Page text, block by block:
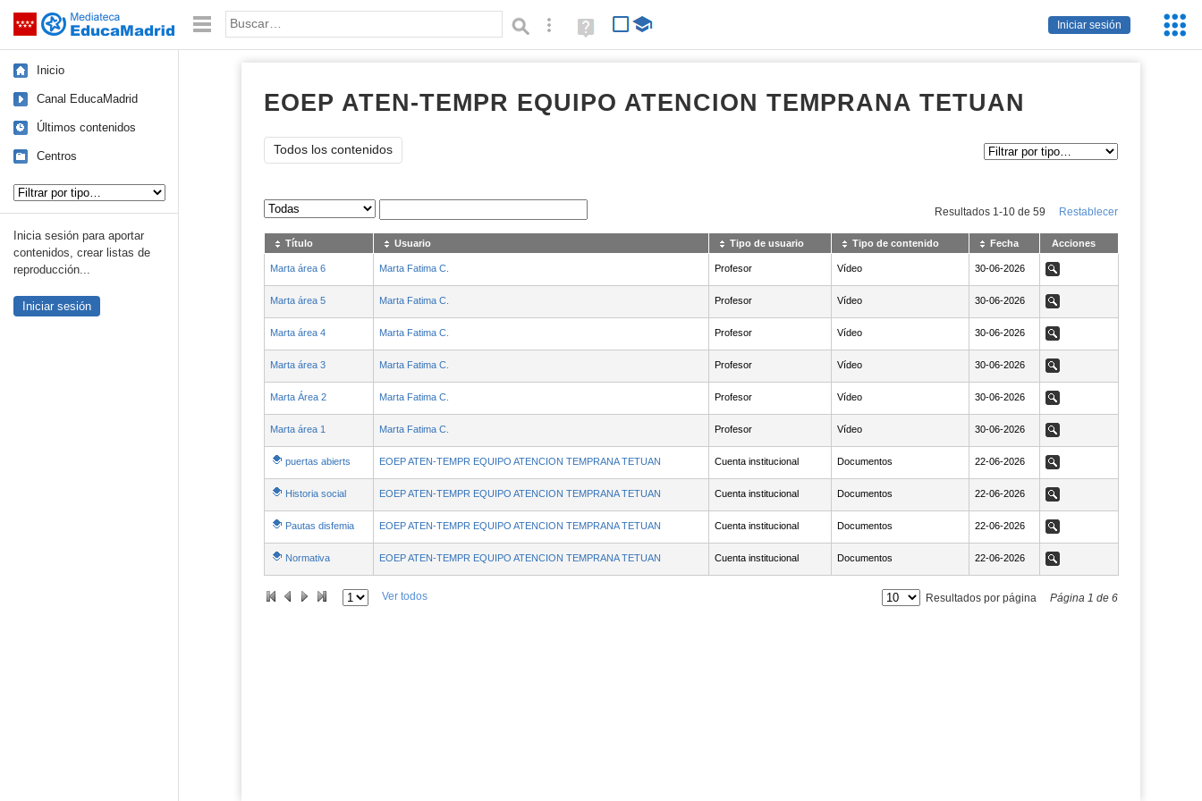
Saltar navegación
Iniciar sesión
Palabra o frase: Búsqueda avanzada
Ayuda
(en
Inicio
Canal EducaMadrid
Últimos contenidos
Centros
Inicia sesión para aportar
contenidos, crear listas de
reproducción...
Iniciar sesión
EOEP ATEN-TEMPR EQUIPO ATENCION TEMPRANA TETUAN
Todos los contenidos
Sus archivos Resultados 1 -10de 59 Restablecer
Título Usuario Tipo de usuario Tipo de contenido Fecha Acciones
Marta área 6 Marta Fatima C. Profesor Vídeo NaN30-06-2026
30-06-2026 Ver
Marta área 5 Marta Fatima C. Profesor Vídeo NaN30-06-2026
30-06-2026 Ver
Marta área 4 Marta Fatima C. Profesor Vídeo NaN30-06-2026
30-06-2026 Ver
Marta área 3 Marta Fatima C. Profesor Vídeo NaN30-06-2026
30-06-2026 Ver
Marta Área 2 Marta Fatima C. Profesor Vídeo NaN30-06-2026
30-06-2026 Ver
Marta área 1 Marta Fatima C. Profesor Vídeo NaN30-06-2026
30-06-2026 Ver
puertas abierts EOEP ATEN-TEMPR EQUIPO ATENCION TEMPRANA TETUAN Cuenta institucional Documentos NaN22-06-2026
22-06-2026 Ver
Historia social EOEP ATEN-TEMPR EQUIPO ATENCION TEMPRANA TETUAN Cuenta institucional Documentos NaN22-06-2026
22-06-2026 Ver
Pautas disfemia EOEP ATEN-TEMPR EQUIPO ATENCION TEMPRANA TETUAN Cuenta institucional Documentos NaN22-06-2026
22-06-2026 Ver
Normativa EOEP ATEN-TEMPR EQUIPO ATENCION TEMPRANA TETUAN Cuenta institucional Documentos NaN22-06-2026
22-06-2026 Ver
Ver todos Resultados por página Página 1 de 6